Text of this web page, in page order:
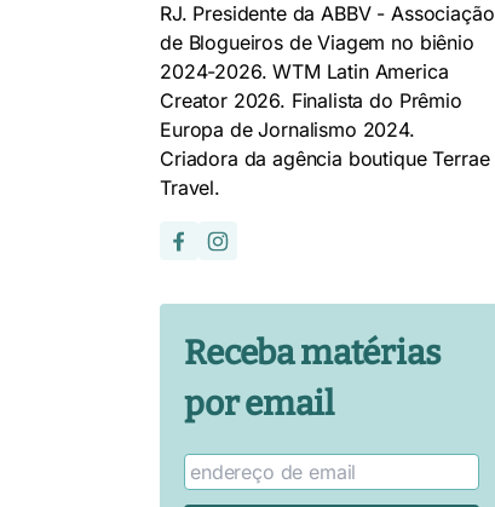
RJ. Presidente da ABBV - Associação
de Blogueiros de Viagem no biênio
2024-2026. WTM Latin America
Creator 2026. Finalista do Prêmio
Europa de Jornalismo 2024.
Criadora da agência boutique Terrae
Travel.
Receba matérias
por email